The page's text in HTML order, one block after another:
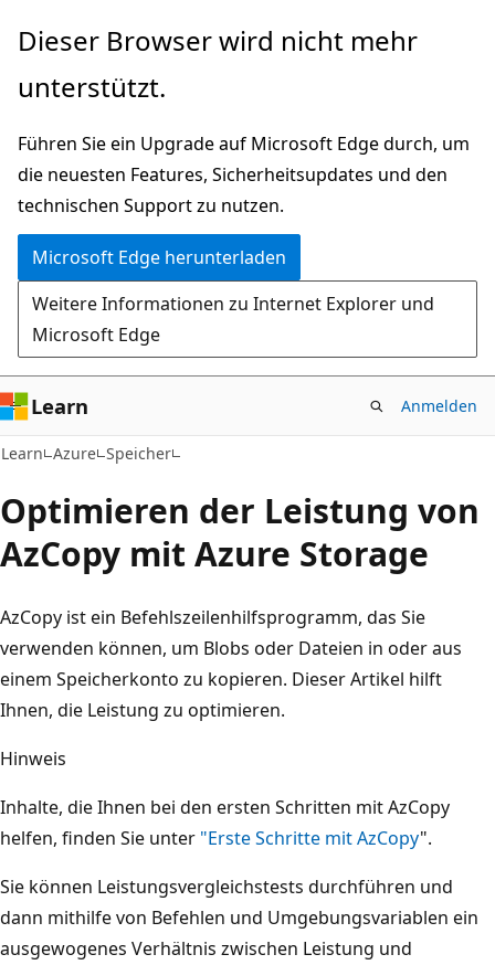
Zu
wechseln
Dieser Browser wird nicht mehr
unterstützt.
Führen Sie ein Upgrade auf Microsoft Edge durch, um
die neuesten Features, Sicherheitsupdates und den
technischen Support zu nutzen.
Microsoft Edge herunterladen
Weitere Informationen zu Internet Explorer und
Microsoft Edge
Learn Anmelden
Learn Azure Speicher
Optimieren der Leistung von
AzCopy mit Azure Storage
AzCopy ist ein Befehlszeilenhilfsprogramm, das Sie
verwenden können, um Blobs oder Dateien in oder aus
einem Speicherkonto zu kopieren. Dieser Artikel hilft
Ihnen, die Leistung zu optimieren.
Hinweis
Inhalte, die Ihnen bei den ersten Schritten mit AzCopy
helfen, finden Sie unter "Erste Schritte mit AzCopy".
Sie können Leistungsvergleichstests durchführen und
dann mithilfe von Befehlen und Umgebungsvariablen ein
ausgewogenes Verhältnis zwischen Leistung und